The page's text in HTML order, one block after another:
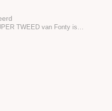
TWEED van Fonty is…